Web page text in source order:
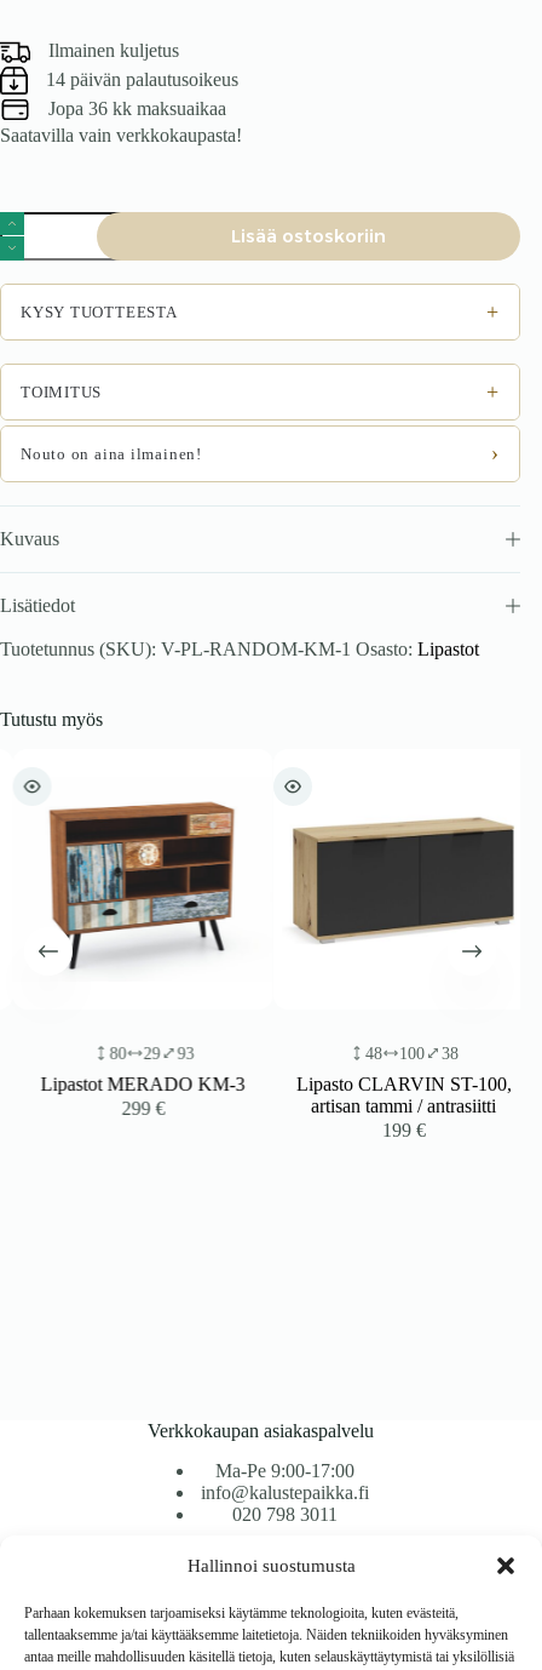
Hallinnoi suostumusta
Parhaan kokemuksen tarjoamiseksi käytämme teknologioita, kuten evästeitä,
tallentaaksemme ja/tai käyttääksemme laitetietoja. Näiden tekniikoiden hyväksyminen
antaa meille mahdollisuuden käsitellä tietoja, kuten selauskäyttäytymistä tai yksilöllisiä
Ilmainen kuljetus
14 päivän palautusoikeus
Jopa 36 kk maksuaikaa
Saatavilla vain verkkokaupasta!
Lipasto
RAVENO
KM-
1,
tammi
musta
määrä
Lisää ostoskoriin
KYSY TUOTTEESTA +
TOIMITUS +
Nouto on aina ilmainen! ›
Kuvaus
Lisätiedot
Tuotetunnus (SKU): V-PL-RANDOM-KM-1 Osasto: Lipastot
Tutustu myös
80 29 93
Lipastot MERADO KM-3
299€
48 100 38
Lipasto CLARVIN ST-100,
artisan tammi / antrasiitti
199€
Verkkokaupan asiakaspalvelu
Ma-Pe 9:00-17:00
info@kalustepaikka.fi
020 798 3011
Tavarantoimitus / Maksutavat
Toimitustavat
Maksutavat
Vaihto ja palautus